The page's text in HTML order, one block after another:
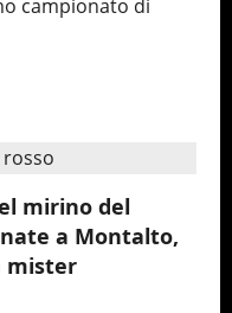
campionato di
mirino del
a Montalto,
mister